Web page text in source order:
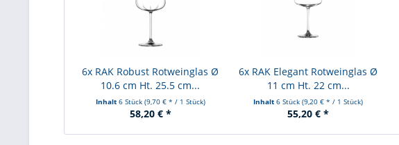
6x RAK Robust Rotweinglas Ø
10.6 cm Ht. 25.5 cm...
Inhalt 6 Stück (9,70 € * / 1 Stück)
58,20 € *
6x RAK Elegant Rotweinglas Ø
11 cm Ht. 22 cm...
Inhalt6 Stück(9,20 € * / 1 Stück)
55,20 € *